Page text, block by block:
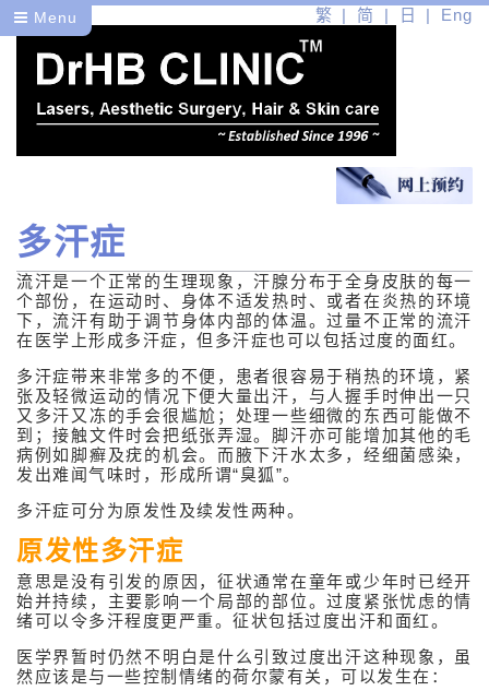
Menu 繁 简 日 Eng
医
健
皮肤病篇
常见的皮肤病
暗疮
玫瑰痤疮
多汗症
臭汗症
湿疹 / 皮肤炎
银屑病 (牛皮癣)
多汗症
流汗是一个正常的生理现象，汗腺分布于全身皮肤的每一
个部份，在运动时、身体不适发热时、或者在炎热的环境
下，流汗有助于调节身体内部的体温。过量不正常的流汗
在医学上形成多汗症，但多汗症也可以包括过度的面红。
多汗症带来非常多的不便，患者很容易于稍热的环境，紧
张及轻微运动的情况下便大量出汗，与人握手时伸出一只
又多汗又冻的手会很尴尬；处理一些细微的东西可能做不
到；接触文件时会把纸张弄湿。脚汗亦可能增加其他的毛
病例如脚癣及疣的机会。而腋下汗水太多，经细菌感染，
发出难闻气味时，形成所谓“臭狐”。
多汗症可分为原发性及续发性两种。
原发性多汗症
意思是没有引发的原因，征状通常在童年或少年时已经开
始并持续，主要影响一个局部的部位。过度紧张忧虑的情
绪可以令多汗程度更严重。征状包括过度出汗和面红。
医学界暂时仍然不明白是什么引致过度出汗这种现象，虽
然应该是与一些控制情绪的荷尔蒙有关，可以发生在：